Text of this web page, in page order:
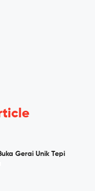
Gerai Unik Tepi